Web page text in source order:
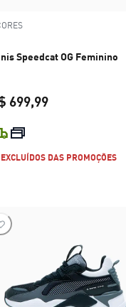
449,99
Speedcat OG Feminino
699,99
EXCLUÍDOS DAS PROMOÇÕES